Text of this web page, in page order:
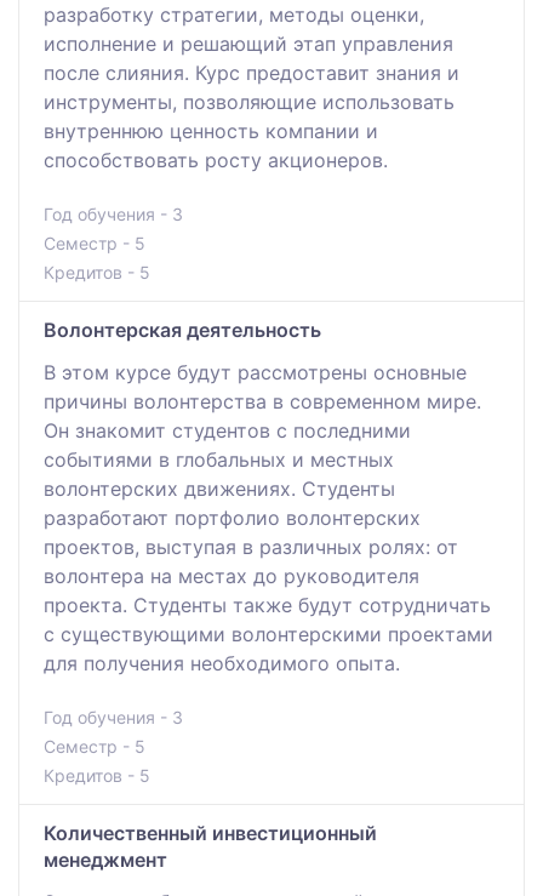
разработку стратегии, методы оценки,
исполнение и решающий этап управления
после слияния. Курс предоставит знания и
инструменты, позволяющие использовать
внутреннюю ценность компании и
способствовать росту акционеров.
Год обучения - 3
Семестр - 5
Кредитов - 5
Волонтерская деятельность
В этом курсе будут рассмотрены основные
причины волонтерства в современном мире.
Он знакомит студентов с последними
событиями в глобальных и местных
волонтерских движениях. Студенты
разработают портфолио волонтерских
проектов, выступая в различных ролях: от
волонтера на местах до руководителя
проекта. Студенты также будут сотрудничать
с существующими волонтерскими проектами
для получения необходимого опыта.
Год обучения - 3
Семестр - 5
Кредитов - 5
Количественный инвестиционный
менеджмент